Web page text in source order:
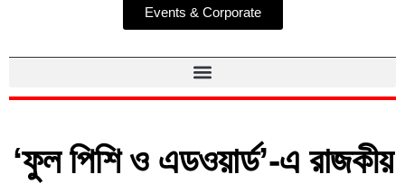
Events & Corporate
‘ফুল পিশি ও এডওয়ার্ড’-এ রাজকীয়